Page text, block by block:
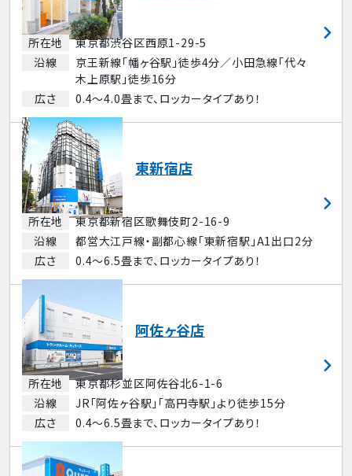
所在地
東京都渋谷区西原1-29-5
沿線
京王新線「幡ヶ谷駅」徒歩4分／小田急線「代々
木上原駅」徒歩16分
広さ
0.4～4.0畳まで、ロッカータイプあり！
東新宿店
所在地
東京都新宿区歌舞伎町2-16-9
沿線
都営大江戸線・副都心線「東新宿駅」A1出口2分
広さ
0.4～6.5畳まで、ロッカータイプあり！
阿佐ヶ谷店
所在地
東京都杉並区阿佐谷北6-1-6
沿線
JR「阿佐ヶ谷駅」「高円寺駅」より徒歩15分
広さ
0.4～6.5畳まで、ロッカータイプあり！